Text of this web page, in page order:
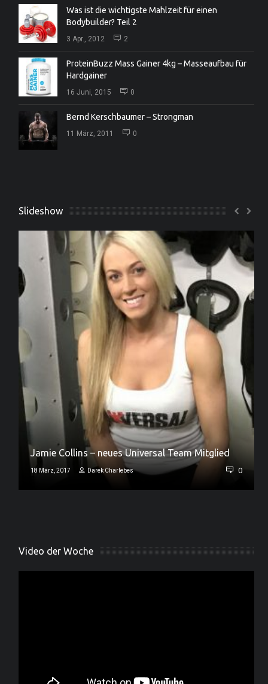
Was ist die wichtigste Mahlzeit für einen
Bodybuilder? Teil 2
3 Apr., 2012 2
ProteinBuzz Mass Gainer 4kg – Masseaufbau für
Hardgainer
16 Juni, 2015 0
Bernd Kerschbaumer – Strongman
11 März, 2011 0
Slideshow
Jamie Collins – neues Universal Team Mitglied
18 März, 2017 Darek Charlebes 0
Video der Woche